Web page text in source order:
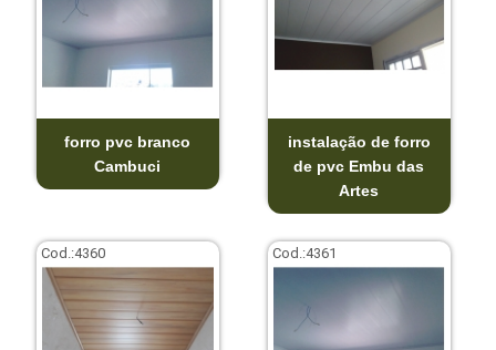
forro pvc branco
Cambuci
instalação de forro
de pvc Embu das
Artes
Cod.:4360 Cod.:4361